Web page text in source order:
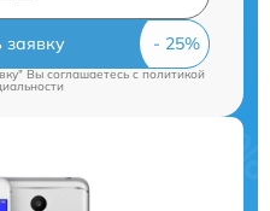
заявку
Вы соглашаетесь cполитикой